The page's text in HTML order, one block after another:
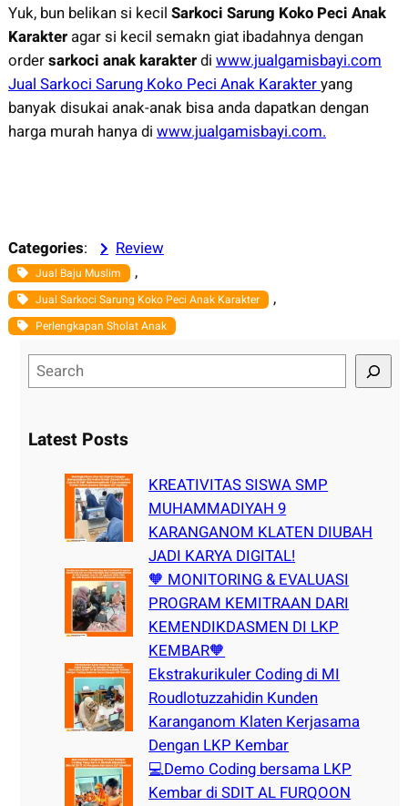
Yuk, bun belikan si kecil Sarkoci Sarung Koko Peci Anak
Karakteragar si kecil semakn giat ibadahnya dengan
ordersarkoci anak karakterdi www.jualgamisbayi.com
Jual Sarkoci Sarung Koko Peci Anak Karakteryang
banyak disukai anak-anak bisa anda dapatkan dengan
harga murah hanya di www.jualgamisbayi.com.
Categories: Review
Jual Baju Muslim ,
Jual Sarkoci Sarung Koko Peci Anak Karakter ,
Perlengkapan Sholat Anak
e
rLatest Posts
KREATIVITAS SISWA SMP
MUHAMMADIYAH 9
KARANGANOM KLATEN DIUBAH
JADI KARYA DIGITAL!
🧡 MONITORING & EVALUASI
PROGRAM KEMITRAAN DARI
KEMENDIKDASMEN DI LKP
KEMBAR🧡
Ekstrakurikuler Coding di MI
Roudlotuzzahidin Kunden
Karanganom Klaten Kerjasama
Dengan LKP Kembar
💻Demo Coding bersama LKP
Kembar di SDIT AL FURQOON